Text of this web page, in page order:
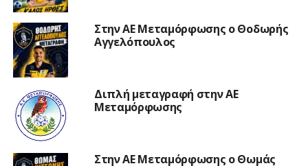
Στην ΑΕ Μεταμόρφωσης ο Θοδωρής
Αγγελόπουλος
Διπλή μεταγραφή στην ΑΕ
Μεταμόρφωσης
Στην ΑΕ Μεταμόρφωσης ο Θωμάς